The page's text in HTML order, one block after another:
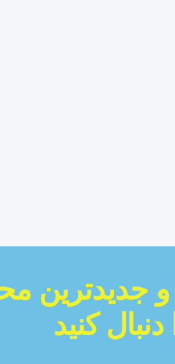
جدیدترین
دنبال کنید